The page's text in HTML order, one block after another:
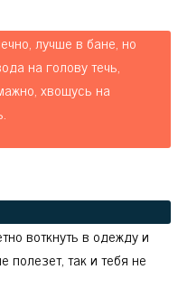
лучше в бане, но
на голову течь,
хвощусь на
воткнуть в одежду и
полезет, так и тебя не